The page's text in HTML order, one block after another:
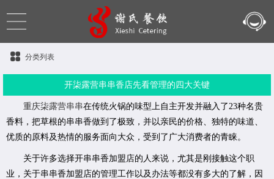
分类列表
开柒露营串串香店先看管理的四大关键
重庆柒露营串串在传统火锅的味型上自主开发并融入了23种名贵
香料，把草根的串串香做到了极致，并以亲民的价格、独特的味道、
优质的原料及热情的服务面向大众，受到了广大消费者的青睐。
关于许多选择开串串香加盟店的人来说，尤其是刚接触这个职
业，关于串串香加盟店的管理工作以及办法等都没有多大的了解，因